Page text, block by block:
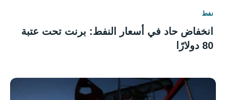
نفط
انخفاض حاد في أسعار النفط: برنت تحت عتبة
80 دولارًا